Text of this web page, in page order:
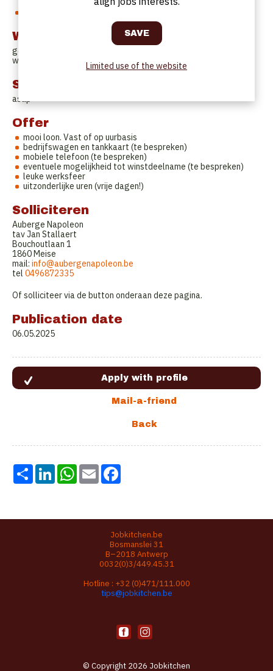
verantwoordelijkheid
Work Schedule
gesloten op zaterdagmiddag, zondag, maandag en
woensdagavond
Start date
asap
Offer
mooi loon. Vast of op uurbasis
bedrijfswagen en tankkaart (te bespreken)
mobiele telefoon (te bespreken)
eventuele mogelijkheid tot winstdeelname (te bespreken)
leuke werksfeer
uitzonderlijke uren (vrije dagen!)
Solliciteren
Auberge Napoleon
tav Jan Stallaert
Bouchoutlaan 1
1860 Meise
mail: info@aubergenapoleon.be
tel 0496872335
Of solliciteer via de button onderaan deze pagina.
Publication date
06.05.2025
Share LinkedInWhatsApp
Email
Jobkitchen.be
Bosmanslei 31
B–2018 Antwerp
0032(0)3/449.45.31
Hotline : +32 (0)471/111.000
tips@jobkitchen.be
© Copyright 2026 Jobkitchen
Limited use of the website